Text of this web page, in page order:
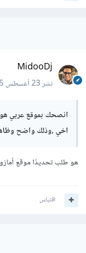
MidooDj
نشر23 أغسطس 2015
انصحك بموقع عربي هو
اخي ,وذلك واضح
هو طلب تحديدًا موقع
اقتباس